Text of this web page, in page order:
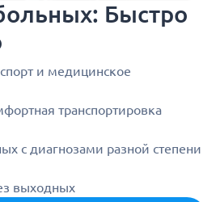
Быстро
и медицинское
транспортировка
с диагнозами разной степени
выходных